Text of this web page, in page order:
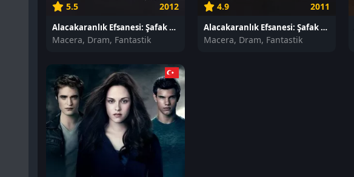
5.5 2012
Alacakaranlık Efsanesi: Şafak Vakti Bölüm 2 izle
Macera, Dram, Fantastik
4.9 2011
Alacakaranlık Efsanesi: Şafak Vakti Bölüm 1 izle
Macera, Dram, Fantastik